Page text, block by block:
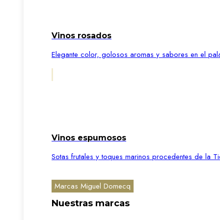
Vinos rosados
Elegante color, golosos aromas y sabores en el
Vinos espumosos
Sotas frutales y toques marinos procedentes de la
Marcas Miguel Domecq
Nuestras marcas